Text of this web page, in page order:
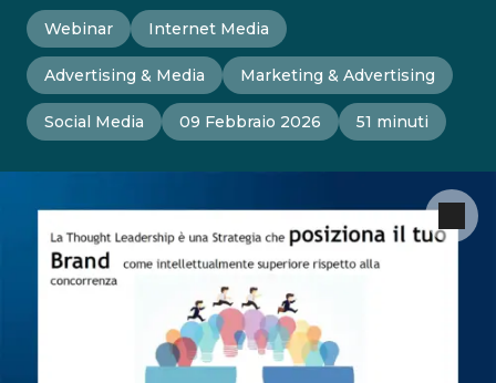
Webinar Internet Media
Advertising & Media Marketing & Advertising
Social Media 09 Febbraio 2026 51 minuti